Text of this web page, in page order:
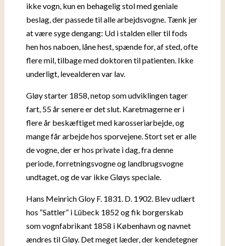
ikke vogn, kun en behagelig stol med geniale
beslag, der passede til alle arbejdsvogne. Tænk jer
at være syge dengang: Ud i stalden eller til fods
hen hos naboen, låne hest, spænde for, af sted, ofte
flere mil, tilbage med doktoren til patienten. Ikke
underligt, levealderen var lav.
Gløy starter 1858, netop som udviklingen tager
fart, 55 år senere er det slut. Karetmagerne er i
flere år beskæftiget med karosseriarbejde, og
mange får arbejde hos sporvejene. Stort set er alle
de vogne, der er hos private i dag, fra denne
periode, forretningsvogne og landbrugsvogne
undtaget, og de var ikke Gløys speciale.
Hans Meinrich Gloy F. 1831. D. 1902. Blev udlært
hos “Sattler“ i Lübeck 1852 og fik borgerskab
som vognfabrikant 1858 i København og navnet
ændres til Gløy. Det meget læder, der kendetegner